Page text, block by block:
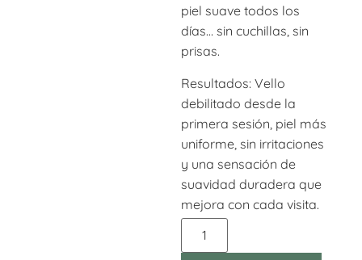
piel suave todos los
días… sin cuchillas, sin
prisas.
Resultados: Vello
debilitado desde la
primera sesión, piel más
uniforme, sin irritaciones
y una sensación de
suavidad duradera que
mejora con cada visita.